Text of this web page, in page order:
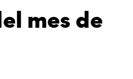
mes de